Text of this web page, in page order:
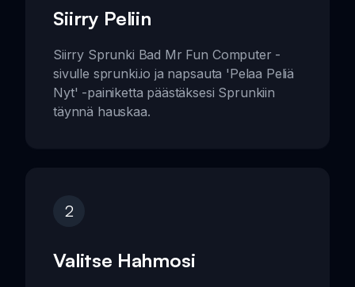
Siirry Peliin
Siirry Sprunki Bad Mr Fun Computer -
sivulle sprunki.io ja napsauta 'Pelaa Peliä
Nyt' -painiketta päästäksesi Sprunkiin
täynnä hauskaa.
2
Valitse Hahmosi